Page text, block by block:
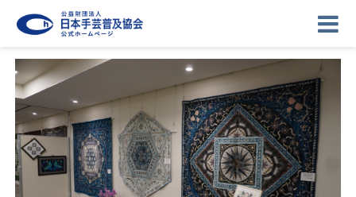
ニュース 記事 講座